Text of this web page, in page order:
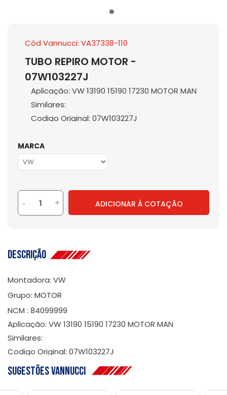
Cód Vannucci: VA37338-110
TUBO REPIRO MOTOR -
07W103227J
Aplicação: VW 13190 15190 17230 MOTOR MAN
Similares:
Codigo Original: 07W103227J
MARCA
- + ADICIONAR À COTAÇÃO
Descrição
Montadora: VW
Grupo: MOTOR
NCM : 84099999
Aplicação: VW 13190 15190 17230 MOTOR MAN
Similares:
Codigo Original: 07W103227J
Sugestões Vannucci